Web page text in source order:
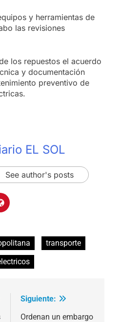
y herramientas de
las revisiones
los repuestos el acuerdo
y documentación
preventivo de
EL SOL
See author's posts
transporte
Siguiente:
Ordenan un embargo